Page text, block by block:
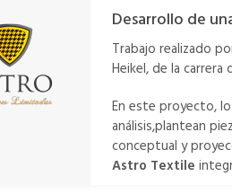
Desarrollo de
Trabajo realizado
Heikel, de la carrera
En este proyecto,
análisis,plantean
conceptual y
Astro Textile